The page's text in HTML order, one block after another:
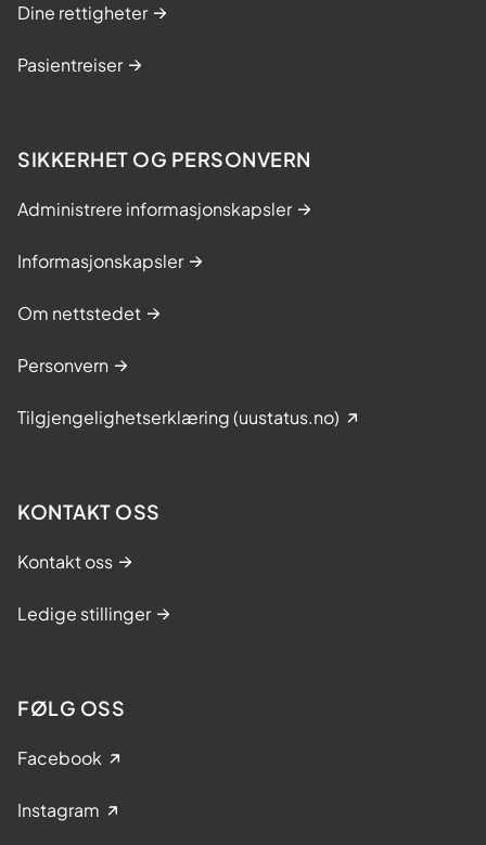
Dine rettigheter
Pasientreiser
SIKKERHET OG PERSONVERN
Administrere informasjonskapsler
Informasjonskapsler
Om nettstedet
Personvern
Tilgjengelighetserklæring (uustatus.no)
KONTAKT OSS
Kontakt oss
Ledige stillinger
FØLG OSS
Facebook
Instagram